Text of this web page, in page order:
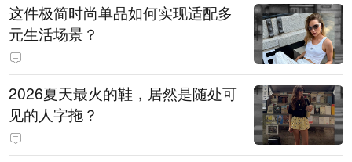
这件极简时尚单品如何实现适配多
元生活场景？
2026夏天最火的鞋，居然是随处可
见的人字拖？